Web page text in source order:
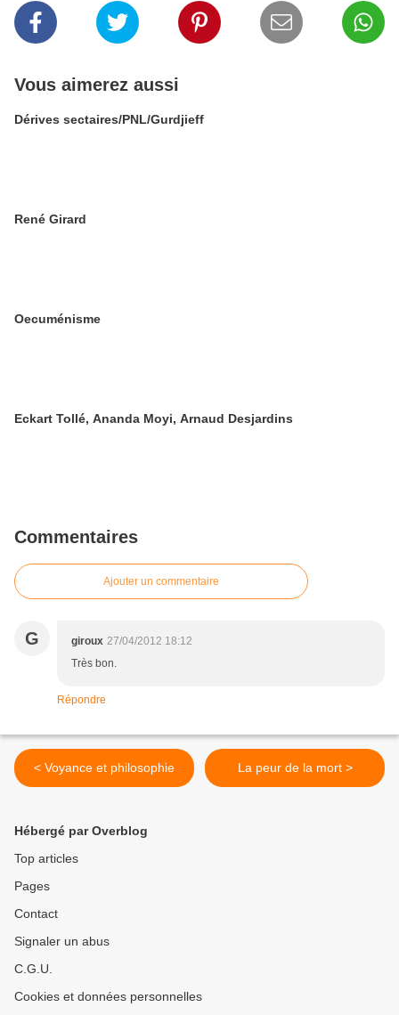
Vous aimerez aussi
Dérives sectaires/PNL/Gurdjieff
René Girard
Oecuménisme
Eckart Tollé, Ananda Moyi, Arnaud Desjardins
Commentaires
Ajouter un commentaire
G giroux 27/04/2012 18:12
Très bon.
Répondre
< Voyance et philosophie La peur de la mort >
Hébergé par Overblog
Top articles
Pages
Contact
Signaler un abus
C.G.U.
Cookies et données personnelles